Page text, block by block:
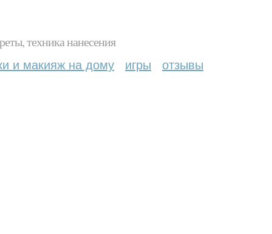
техника нанесения
и макияж на дому игры отзывы